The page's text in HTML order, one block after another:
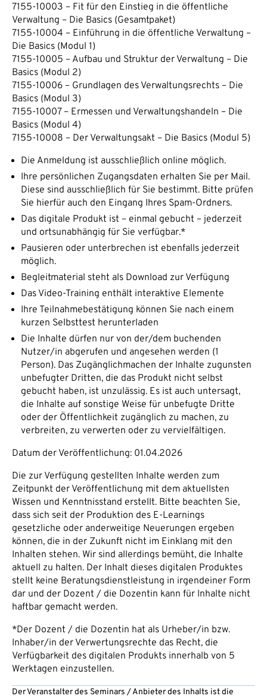
7155-10003 – Fit für den Einstieg in die öffentliche
Verwaltung – Die Basics (Gesamtpaket)
7155-10004 – Einführung in die öffentliche Verwaltung –
Die Basics (Modul 1)
7155-10005 – Aufbau und Struktur der Verwaltung – Die
Basics (Modul 2)
7155-10006 – Grundlagen des Verwaltungsrechts – Die
Basics (Modul 3)
7155-10007 – Ermessen und Verwaltungshandeln – Die
Basics (Modul 4)
7155-10008 – Der Verwaltungsakt – Die Basics (Modul 5)
Die Anmeldung ist ausschließlich online möglich.
Ihre persönlichen Zugangsdaten erhalten Sie per Mail.
Diese sind ausschließlich für Sie bestimmt. Bitte prüfen
Sie hierfür auch den Eingang Ihres Spam-Ordners.
Das digitale Produkt ist – einmal gebucht – jederzeit
und ortsunabhängig für Sie verfügbar.*
Pausieren oder unterbrechen ist ebenfalls jederzeit
möglich.
Begleitmaterial steht als Download zur Verfügung
Das Video-Training enthält interaktive Elemente
Ihre Teilnahmebestätigung können Sie nach einem
kurzen Selbsttest herunterladen
Die Inhalte dürfen nur von der/dem buchenden
Nutzer/in abgerufen und angesehen werden (1
Person). Das Zugänglichmachen der Inhalte zugunsten
unbefugter Dritten, die das Produkt nicht selbst
gebucht haben, ist unzulässig. Es ist auch untersagt,
die Inhalte auf sonstige Weise für unbefugte Dritte
oder der Öffentlichkeit zugänglich zu machen, zu
verbreiten, zu verwerten oder zu vervielfältigen.
Datum der Veröffentlichung: 01.04.2026
Die zur Verfügung gestellten Inhalte werden zum
Zeitpunkt der Veröffentlichung mit dem aktuellsten
Wissen und Kenntnisstand erstellt. Bitte beachten Sie,
dass sich seit der Produktion des E-Learnings
gesetzliche oder anderweitige Neuerungen ergeben
können, die in der Zukunft nicht im Einklang mit den
Inhalten stehen. Wir sind allerdings bemüht, die Inhalte
aktuell zu halten. Der Inhalt dieses digitalen Produktes
stellt keine Beratungsdienstleistung in irgendeiner Form
dar und der Dozent / die Dozentin kann für Inhalte nicht
haftbar gemacht werden.
*Der Dozent / die Dozentin hat als Urheber/in bzw.
Inhaber/in der Verwertungsrechte das Recht, die
Verfügbarkeit des digitalen Produkts innerhalb von 5
Werktagen einzustellen.
Der Veranstalter des Seminars / Anbieter des Inhalts ist die